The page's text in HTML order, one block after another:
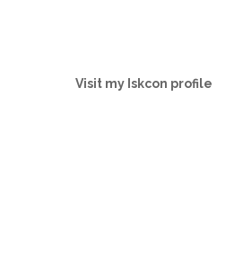
Visit my Iskcon profile